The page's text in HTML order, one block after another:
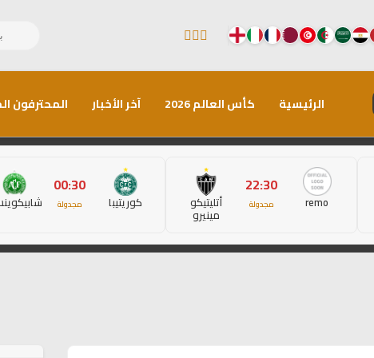
الرئيسية كأس العالم 2026 آخر الأخبار المحترفون
remo
22:30
مجدولة أتليتيكو
مينيرو
كوريتيبا
00:30
مجدولة